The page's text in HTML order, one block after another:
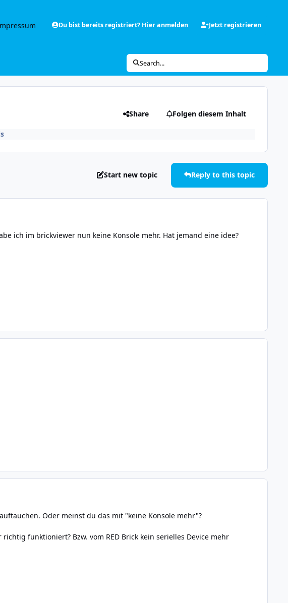
Du bist bereits registriert? Hier anmelden Jetzt registrieren
Search...
Share Folgen diesem Inhalt
Start new topic Reply to this topic
ich im brickviewer nun keine Konsole mehr. Hat jemand eine idee?
Oder meinst du das mit "keine Konsole mehr"?
funktioniert? Bzw. vom RED Brick kein serielles Device mehr